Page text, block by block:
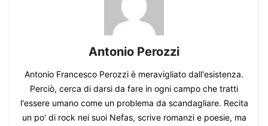
Antonio Perozzi
Antonio Francesco Perozzi è meravigliato dall'esistenza.
Perciò, cerca di darsi da fare in ogni campo che tratti
l'essere umano come un problema da scandagliare. Recita
un po' di rock nei suoi Nefas, scrive romanzi e poesie, ma